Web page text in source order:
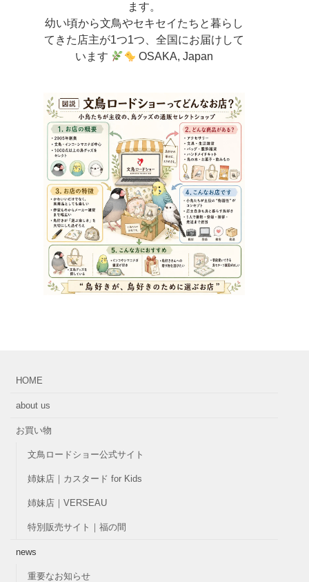
ます。
幼い頃から文鳥やセキセイたちと暮らし
てきた店主が1つ1つ、全国にお届けして
います
OSAKA, Japan
HOME
about us
お買い物
文鳥ロードショー公式サイト
姉妹店｜カスタード for Kids
姉妹店｜VERSEAU
特別販売サイト｜福の間
news
重要なお知らせ